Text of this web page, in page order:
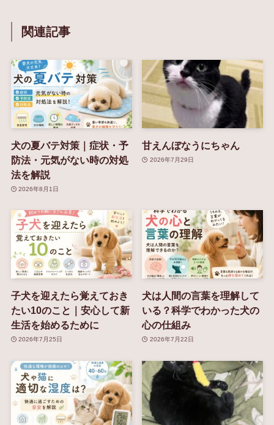
関連記事
犬の夏バテ対策｜症状・予
防法・元気がない時の対処
法を解説
2026年8月1日
甘えんぼなうにちゃん
2026年7月29日
子犬を迎えたら覚えておき
たい10のこと｜安心して新
生活を始めるために
2026年7月25日
犬は人間の言葉を理解して
いる？科学でわかった犬の
心の仕組み
2026年7月22日